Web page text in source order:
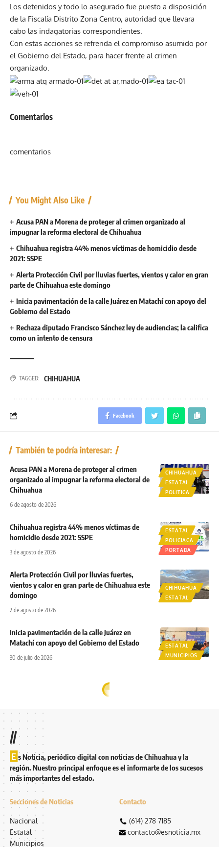
Los detenidos y todo lo asegurado fue puesto a disposición
de la Fiscalía Distrito Zona Centro, autoridad que llevara
cabo las indagatorias correspondientes.
Con estas acciones se refrenda el compromiso asumido por
el Gobierno del Estado, para hacer frente al crimen
organizado.
Post
Comentarios
comentarios
You Might Also Like
Acusa PAN a Morena de proteger al crimen organizado al
impugnar la reforma electoral de Chihuahua
Chihuahua registra 44% menos víctimas de homicidio desde
2021: SSPE
Alerta Protección Civil por lluvias fuertes, vientos y calor en gran
parte de Chihuahua este domingo
Inicia pavimentación de la calle Juárez en Matachí con apoyo del
Gobierno del Estado
Rechaza diputado Francisco Sánchez ley de audiencias; la califica
como un intento de censura
TAGGED: CHIHUAHUA
Facebook
También te podría interesar:
CHIHUAHUA
ESTATAL
POLITICA
Acusa PAN a Morena de proteger al crimen
organizado al impugnar la reforma electoral de
Chihuahua
6 de agosto de 2026
ESTATAL
POLICIACA
PORTADA
Chihuahua registra 44% menos víctimas de
homicidio desde 2021: SSPE
3 de agosto de 2026
CHIHUAHUA
ESTATAL
Alerta Protección Civil por lluvias fuertes,
vientos y calor en gran parte de Chihuahua este
domingo
2 de agosto de 2026
ESTATAL
MUNICIPIOS
Inicia pavimentación de la calle Juárez en
Matachí con apoyo del Gobierno del Estado
30 de julio de 2026
//
E s Noticia, periódico digital con noticias de Chihuahua y la
región. Nuestro principal enfoque es el informarte de los sucesos
más importantes del estado.
Secciones de Noticias
Nacional
Estatal
Municipios
Contacto
(614) 278 7185
contacto@esnoticia.mx